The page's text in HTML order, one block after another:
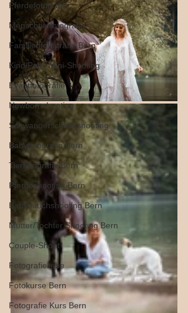
Pferdefotografie
Menschtierfotografie
Familienfotografin Bern
Kind/Pony Mini-Shooting
Eventfotografie
Newbornshooting
Schwangerschaftsshooting
Babyfotografin Bern
Tierfotografie Bern
Pferdeshooting Bern
Babybauchshooting Bern
Mutter/Tochter Shooting Bern
Couple-Shoot
Fotografieliebe
Fotokurse Bern
Fotografie Kurs Bern